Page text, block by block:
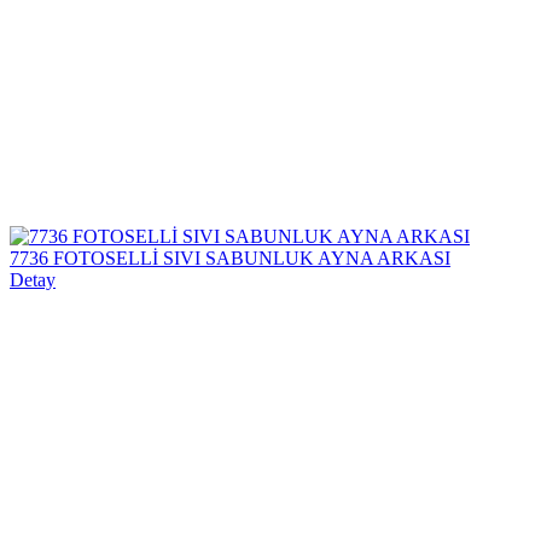
7736 FOTOSELLİ SIVI SABUNLUK AYNA ARKASI
Detay